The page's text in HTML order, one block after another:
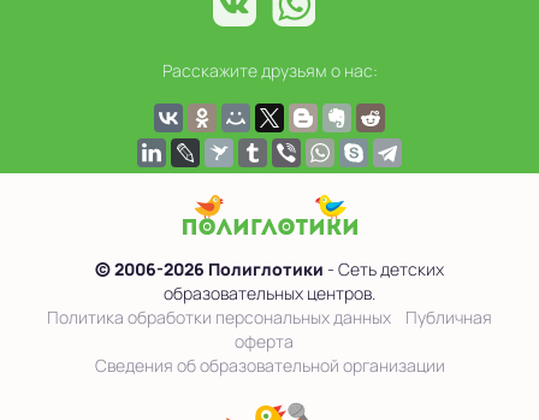
Расскажите друзьям о нас:
© 2006-2026 Полиглотики - Сеть детских
образовательных центров.
Политика обработки персональных данных
Публичная
оферта
Сведения об образовательной организации